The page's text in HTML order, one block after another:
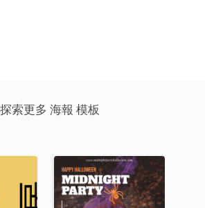
探索更多 海報 模板